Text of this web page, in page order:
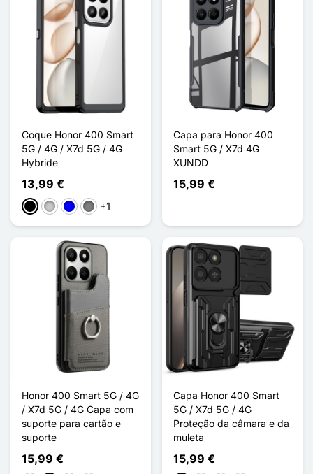
Coque Honor 400 Smart
5G / 4G / X7d 5G / 4G
Hybride
13,99 €
PretoTransparente
AzulGris Transparent
+1
Capa para Honor 400
Smart 5G / X7d 4G
XUNDD
15,99 €
Honor 400 Smart 5G / 4G
/ X7d 5G / 4G Capa com
suporte para cartão e
suporte
15,99 €
Capa Honor 400 Smart
5G / X7d 5G / 4G
Proteção da câmara e da
muleta
15,99 €